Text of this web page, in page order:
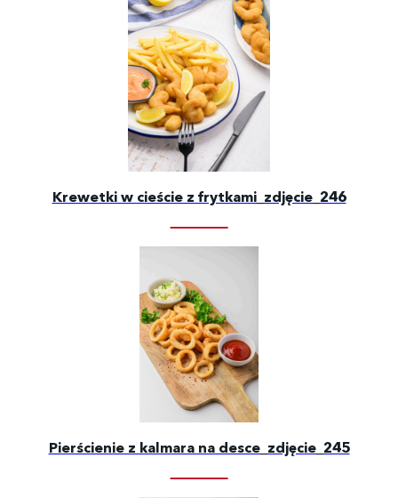
Krewetki w cieście z frytkami_zdjęcie_246
Pierścienie z kalmara na desce_zdjęcie_245